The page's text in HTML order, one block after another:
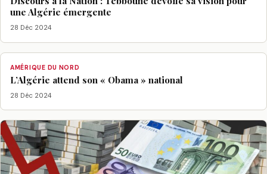
une Algérie émergente
28 Déc 2024
AMÉRIQUE DU NORD
L’Algérie attend son « Obama » national
28 Déc 2024